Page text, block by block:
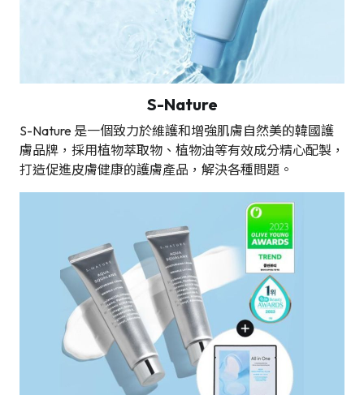
S-Nature
S-Nature 是一個致力於維護和增強肌膚自然美的韓國護
膚品牌，採用植物萃取物、植物油等有效成分精心配製，
打造促進皮膚健康的護膚產品，解決各種問題。